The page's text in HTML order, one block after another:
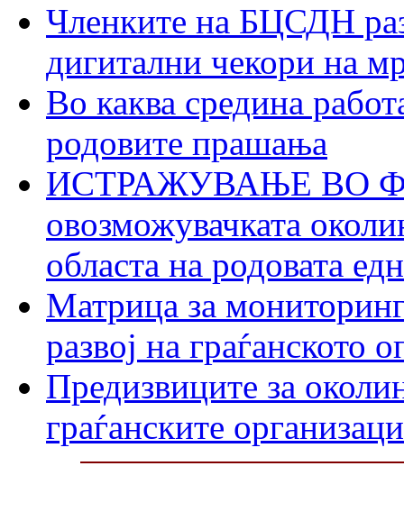
Членките на БЦСДН
дигитални чекори на
Во каква средина
родовите прашања
ИСТРАЖУВАЊЕ ВО
овозможувачката
областа на родовата
Матрица за
развој на граѓанското
Предизвиците за
граѓанските